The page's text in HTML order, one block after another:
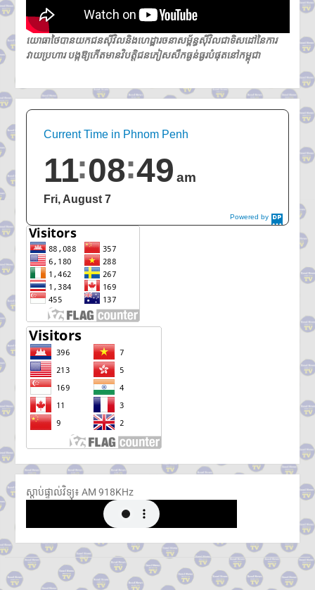
យោធាថៃបានយកជនស៊ីវិលនិងហេដ្ឋារចនាសម្ព័ន្ធស៊ីវិលជាទិសដៅនៃការ
វាយប្រហារ បង្កឱ្យកើតមានវិបត្តិជនភៀសសឹកធ្ងន់ធ្ងរបំផុតនៅកម្ពុជា
Powered by
DaysPedia.c
Current Time in Phnom Penh
11 08 49 am
Fri, August 7
ស្តាប់ផ្ទាល់វិទ្យុ៖ ​AM 918KHz